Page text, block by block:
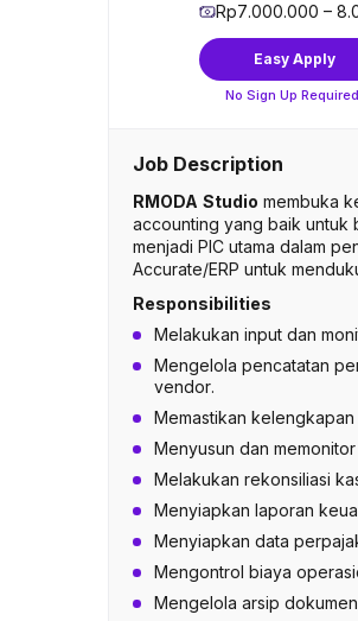
Rp7.000.000 –
Easy Apply
No Sign Up
Job Description
RMODA Studio membuka
accounting yang baik untuk
menjadi PIC utama dalam
Accurate/ERP untuk
Responsibilities
Melakukan input dan
Mengelola pencatatan
vendor.
Memastikan
Menyusun dan
Melakukan rekonsiliasi
Menyiapkan laporan
Menyiapkan data
Mengontrol biaya
Mengelola arsip